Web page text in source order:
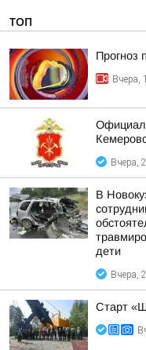
ТОП
Прогноз
Вчера,
Вчера,
В
дети
Вчера,
Старт